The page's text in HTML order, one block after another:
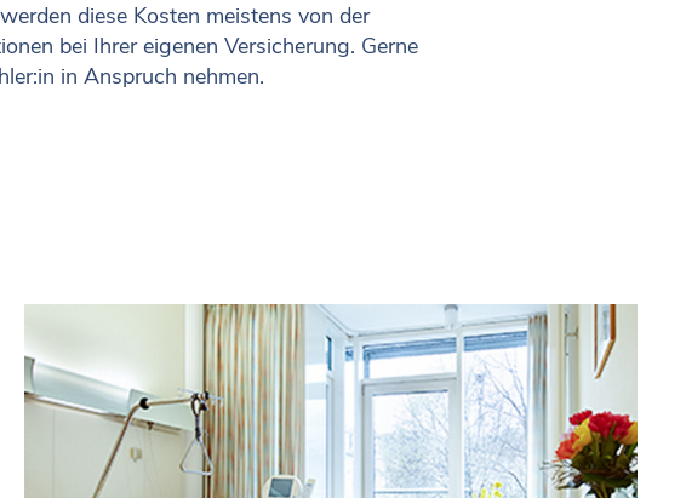
diese Kosten meistens von der
bei Ihrer eigenen Versicherung. Gerne
in Anspruch nehmen.